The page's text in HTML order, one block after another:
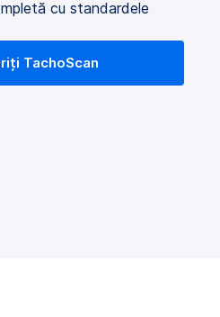
cu standardele
TachoScan